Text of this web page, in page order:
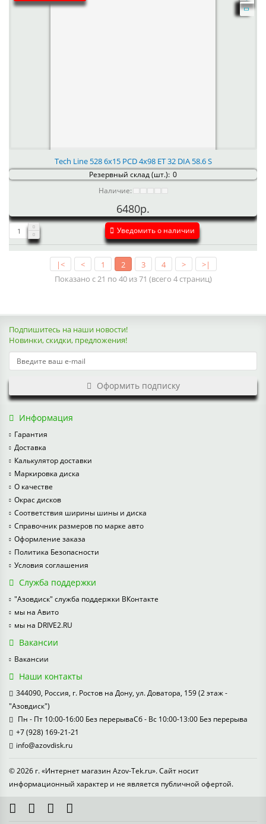
Tech Line 528 6x15 PCD 4x98 ET 32 DIA 58.6 S
Резервный склад (шт.): 0
Наличие:
6480р.
Уведомить о наличии
|< < 1 2 3 4 >
>|
Показано с 21 по 40 из 71 (всего 4 страниц)
Подпишитесь на наши новости!
Новинки, скидки, предложения!
Оформить подписку
Информация
Гарантия
Доставка
Калькулятор доставки
Маркировка диска
О качестве
Окрас дисков
Соответствия ширины шины и диска
Справочник размеров по марке авто
Оформление заказа
Политика Безопасности
Условия соглашения
Служба поддержки
"Азовдиск" служба поддержки ВКонтакте
мы на Авито
мы на DRIVE2.RU
Вакансии
Вакансии
Наши контакты
344090, Россия, г. Ростов на Дону, ул. Доватора, 159 (2 этаж -
"Азовдиск")
Пн - Пт 10:00-16:00 Без перерываСб - Вс 10:00-13:00 Без перерыва
+7 (928) 169-21-21
info@azovdisk.ru
© 2026 г. «Интернет магазин Azov-Tek.ru». Сайт носит
информационный характер и не является публичной офертой.